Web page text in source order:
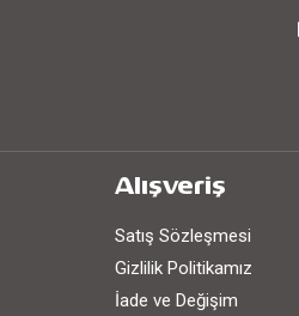
Alışveriş
Satış Sözleşmesi
Gizlilik Politikamız
İade ve Değişim